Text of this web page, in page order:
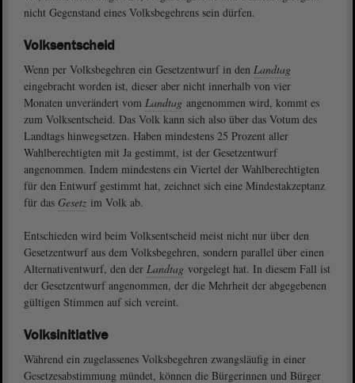
nicht Gegenstand eines Volksbegehrens sein dürfen.
Volksentscheid
Wenn per Volksbegehren ein Gesetzentwurf in den Landtag
eingebracht worden ist, dieser aber nicht innerhalb von vier
Monaten unverändert vom Landtag angenommen wird, kommt es
zum Volksentscheid. Das Volk kann sich also über das Votum des
Landtags hinwegsetzen. Haben mindestens 25 Prozent aller
Wahlberechtigten mit Ja gestimmt, ist der Gesetzentwurf
angenommen. Indem mindestens ein Viertel der Wahlberechtigten
für den Entwurf gestimmt hat, zeichnet sich eine Mindestakzeptanz
für das Gesetz im Volk ab.
Entschieden wird beim Volksentscheid meist nicht nur über den
Gesetzentwurf aus dem Volksbegehren, sondern parallel über einen
Alternativentwurf, den der Landtag vorgelegt hat. In diesem Fall ist
der Gesetzentwurf angenommen, der die Mehrheit der abgegebenen
gültigen Stimmen auf sich vereint.
Volksinitiative
Während ein zugelassenes Volksbegehren zwangsläufig in einer
Gesetzesabstimmung mündet, können die Bürgerinnen und Bürger